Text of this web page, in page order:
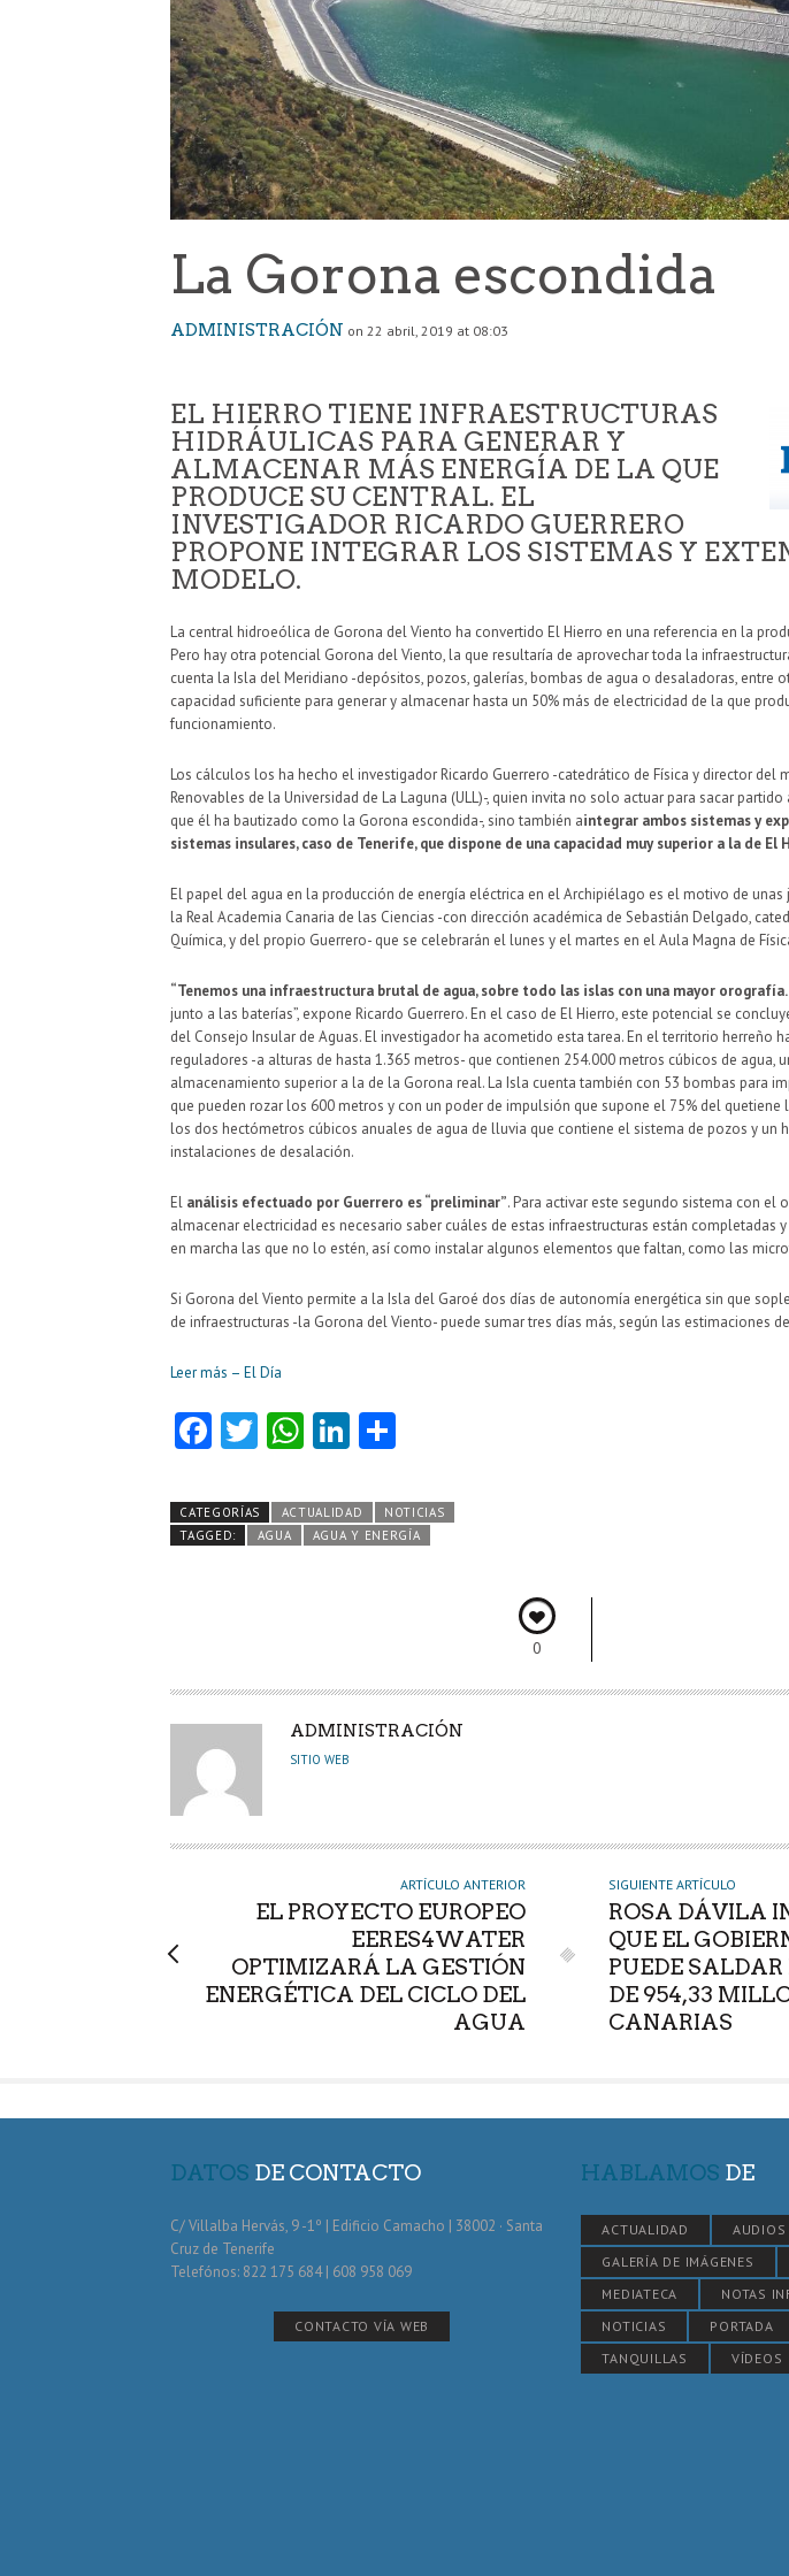
La Gorona escondida
ADMINISTRACIÓN on 22 abril, 2019 at 08:03
EL HIERRO TIENE INFRAESTRUCTURAS
HIDRÁULICAS PARA GENERAR Y
ALMACENAR MÁS ENERGÍA DE LA QUE
PRODUCE SU CENTRAL. EL
INVESTIGADOR RICARDO GUERRERO
PROPONE INTEGRAR LOS SISTEMAS Y
MODELO.
La central hidroeólica de Gorona del Viento ha convertido El Hierro en una referencia en la
Pero hay otra potencial Gorona del Viento, la que resultaría de aprovechar toda la
cuenta la Isla del Meridiano -depósitos, pozos, galerías, bombas de agua o desaladoras, entre
capacidad suficiente para generar y almacenar hasta un 50% más de electricidad de la que
funcionamiento.
Los cálculos los ha hecho el investigador Ricardo Guerrero -catedrático de Física y director del
Renovables de la Universidad de La Laguna (ULL)-, quien invita no solo actuar para sacar
que él ha bautizado como la Gorona escondida-, sino también aintegrar ambos sistemas y
sistemas insulares, caso de Tenerife, que dispone de una capacidad muy superior a la de El
El papel del agua en la producción de energía eléctrica en el Archipiélago es el motivo de
la Real Academia Canaria de las Ciencias -con dirección académica de Sebastián Delgado,
Química, y del propio Guerrero- que se celebrarán el lunes y el martes en el Aula Magna de
“Tenemos una infraestructura brutal de agua, sobre todo las islas con una mayor orografía.
junto a las baterías”, expone Ricardo Guerrero. En el caso de El Hierro, este potencial se
del Consejo Insular de Aguas. El investigador ha acometido esta tarea. En el territorio herreño
reguladores -a alturas de hasta 1.365 metros- que contienen 254.000 metros cúbicos de agua,
almacenamiento superior a la de la Gorona real. La Isla cuenta también con 53 bombas para
que pueden rozar los 600 metros y con un poder de impulsión que supone el 75% del quetiene
los dos hectómetros cúbicos anuales de agua de lluvia que contiene el sistema de pozos y un
instalaciones de desalación.
El análisis efectuado por Guerrero es “preliminar”. Para activar este segundo sistema con el
almacenar electricidad es necesario saber cuáles de estas infraestructuras están completadas
en marcha las que no lo estén, así como instalar algunos elementos que faltan, como las
Si Gorona del Viento permite a la Isla del Garoé dos días de autonomía energética sin que
de infraestructuras -la Gorona del Viento- puede sumar tres días más, según las estimaciones
Leer más – El Día
Fa
b
o
T
itt
er
W
ts
A
Li
e
dI
m
pa
CATEGORÍAS ACTUALIDAD
NOTICIAS
TAGGED:
AGUA AGUA Y ENERGÍA
0
A
U
R
ADMINISTRACIÓN
SITIO WEB
ARTÍCULO ANTERIOR
EL PROYECTO EUROPEO
EERES4WATER
OPTIMIZARÁ LA GESTIÓN
ENERGÉTICA DEL CICLO DEL
AGUA
SIGUIENTE ARTÍCULO
ROSA DÁVILA
QUE EL
PUEDE
DE 954,33
CANARIAS
DATOS DE CONTACTO
C/ Villalba Hervás, 9 -1º | Edificio Camacho | 38002 · Santa
Cruz de Tenerife
Telefónos: 822 175 684 | 608 958 069
CONTACTO VÍA WEB
HABLAMOS DE
ACTUALIDAD AUDIOS
GALERÍA DE IMÁGENES
MEDIATECA
NOTAS
NOTICIAS
PORTADA
TANQUILLAS
VÍDEOS